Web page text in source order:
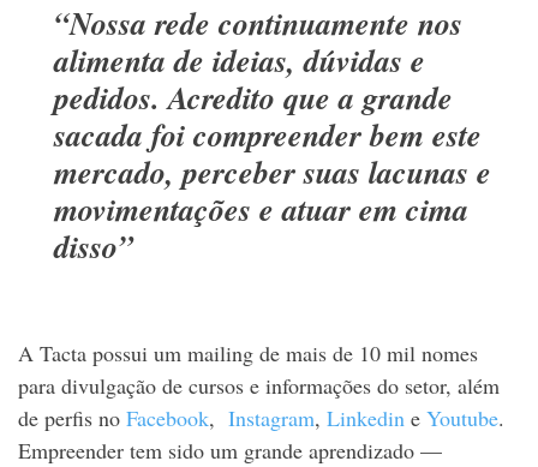
“Nossa rede continuamente nos
alimenta de ideias, dúvidas e
pedidos. Acredito que a grande
sacada foi compreender bem este
mercado, perceber suas lacunas e
movimentações e atuar em cima
disso”
A Tacta possui um mailing de mais de 10 mil nomes
para divulgação de cursos e informações do setor, além
de perfis no Facebook, Instagram, Linkedin e Youtube.
Empreender tem sido um grande aprendizado —